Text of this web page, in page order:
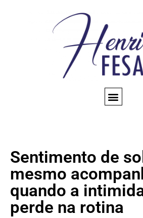
Sentimento de
mesmo
quando a
perde na rotina